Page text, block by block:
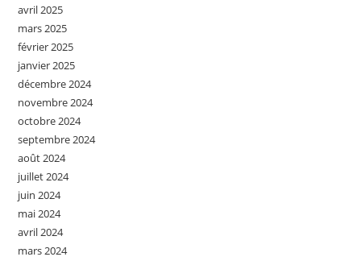
avril 2025
mars 2025
février 2025
janvier 2025
décembre 2024
novembre 2024
octobre 2024
septembre 2024
août 2024
juillet 2024
juin 2024
mai 2024
avril 2024
mars 2024